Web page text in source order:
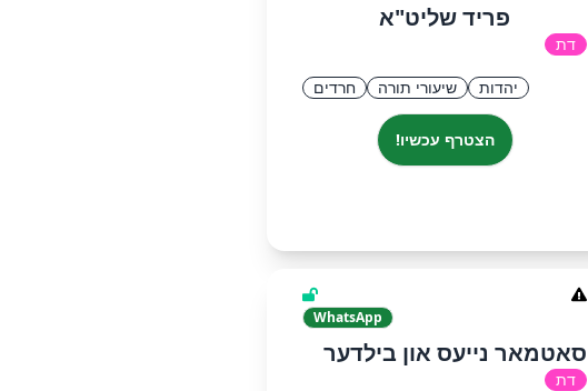
פריד שליט"א
דת
יהדות שיעורי תורה חרדים
הצטרף עכשיו!
WhatsApp
סאטמאר נייעס און בילדער
דת